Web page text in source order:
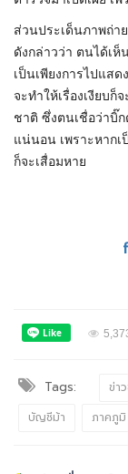
ส่วนประเด็นภาพถ่า
ดังกล่าวว่า ตนได้เ
เป็นเพียงการไปแส
จะทำให้เรื่องเงียบ
ชาติ ซึ่งตนเชื่อว่าบิ๊
แน่นอน เพราะหาก
ก็จะเสื่อมหาย
Tags: ข่า
บัญชีม้า
ภาคภูมิ